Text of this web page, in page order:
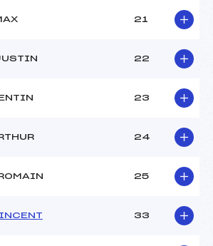
21
22
23
24
25
33